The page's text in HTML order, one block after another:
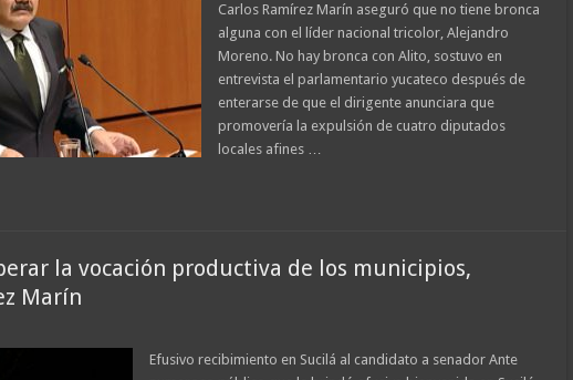
Carlos Ramírez Marín aseguró que no tiene bronca
alguna con el líder nacional tricolor, Alejandro
Moreno. No hay bronca con Alito, sostuvo en
entrevista el parlamentario yucateco después de
enterarse de que el dirigente anunciara que
promovería la expulsión de cuatro diputados
locales afines …
la vocación productiva de los municipios,
Marín
Efusivo recibimiento en Sucilá al candidato a senador Ante